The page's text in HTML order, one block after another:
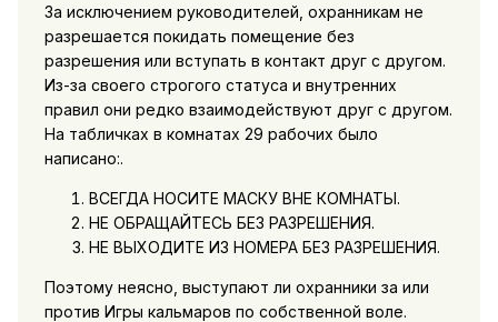
За исключением руководителей, охранникам не
разрешается покидать помещение без
разрешения или вступать в контакт друг с другом.
Из-за своего строгого статуса и внутренних
правил они редко взаимодействуют друг с другом.
На табличках в комнатах 29 рабочих было
написано:.
ВСЕГДА НОСИТЕ МАСКУ ВНЕ КОМНАТЫ.
НЕ ОБРАЩАЙТЕСЬ БЕЗ РАЗРЕШЕНИЯ.
НЕ ВЫХОДИТЕ ИЗ НОМЕРА БЕЗ РАЗРЕШЕНИЯ.
Поэтому неясно, выступают ли охранники за или
против Игры кальмаров по собственной воле.